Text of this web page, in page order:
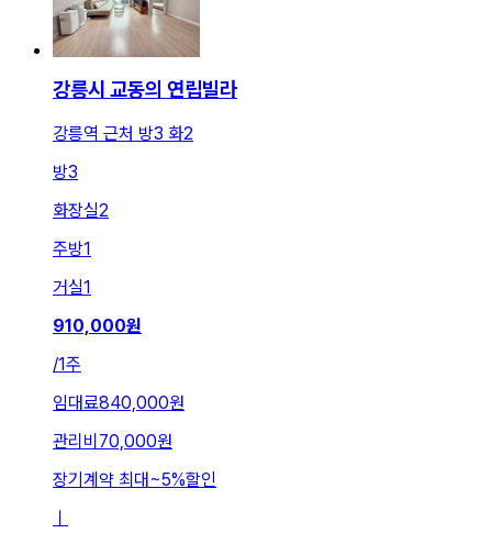
강릉시 교동의 연립빌라
강릉역 근처 방3 화2
방3
화장실2
주방1
거실1
910,000원
/1주
임대료840,000원
관리비 70,000원
장기계약 최대 ~5%할인